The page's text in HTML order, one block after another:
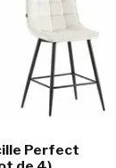
Perfect